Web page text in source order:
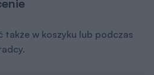
w koszyku lub podczas